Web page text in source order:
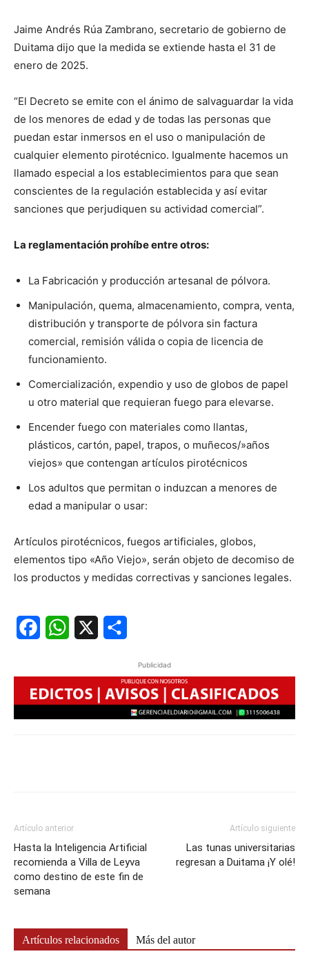
Jaime Andrés Rúa Zambrano, secretario de gobierno de
Duitama dijo que la medida se extiende hasta el 31 de
enero de 2025.
“El Decreto se emite con el ánimo de salvaguardar la vida
de los menores de edad y de todas las personas que
puedan estar inmersos en el uso o manipulación de
cualquier elemento pirotécnico. Igualmente hacemos un
llamado especial a los establecimientos para que sean
conscientes de la regulación establecida y así evitar
sanciones que perjudiquen su actividad comercial”.
La reglamentación prohíbe entre otros:
La Fabricación y producción artesanal de pólvora.
Manipulación, quema, almacenamiento, compra, venta,
distribución y transporte de pólvora sin factura
comercial, remisión válida o copia de licencia de
funcionamiento.
Comercialización, expendio y uso de globos de papel
u otro material que requieran fuego para elevarse.
Encender fuego con materiales como llantas,
plásticos, cartón, papel, trapos, o muñecos/»años
viejos» que contengan artículos pirotécnicos
Los adultos que permitan o induzcan a menores de
edad a manipular o usar:
Artículos pirotécnicos, fuegos artificiales, globos,
elementos tipo «Año Viejo», serán objeto de decomiso de
los productos y medidas correctivas y sanciones legales.
FacebookWhatsApp
Publicidad
Artículo anterior
Hasta la Inteligencia Artificial
recomienda a Villa de Leyva
como destino de este fin de
semana
Artículo siguiente
Las tunas universitarias
regresan a Duitama ¡Y olé!
Artículos relacionados Más del autor